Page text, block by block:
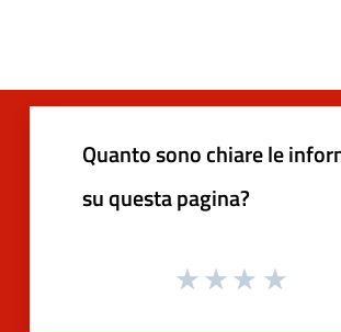
Quanto sono chiare le
su questa pagina?